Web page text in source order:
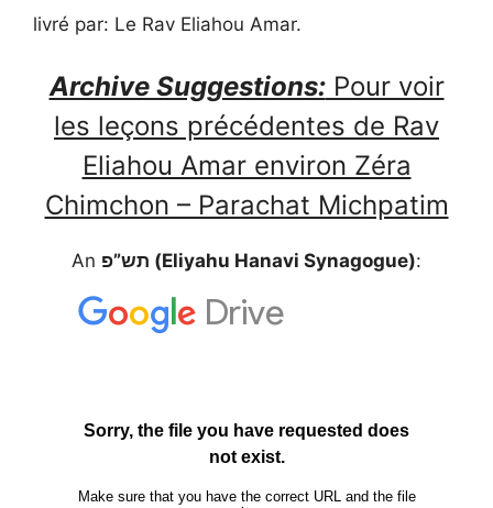
livré par: Le Rav Eliahou Amar.
Archive Suggestions:Pour voir
les leçons précédentes de Rav
Eliahou Amar environ Zéra
Chimchon – Parachat Michpatim
An תש”פ (Eliyahu Hanavi Synagogue):